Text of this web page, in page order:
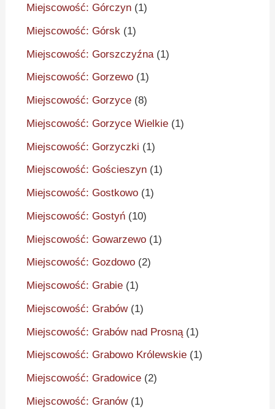
Miejscowość: Górczyn (1)
Miejscowość: Górsk (1)
Miejscowość: Gorszczyźna (1)
Miejscowość: Gorzewo (1)
Miejscowość: Gorzyce (8)
Miejscowość: Gorzyce Wielkie (1)
Miejscowość: Gorzyczki (1)
Miejscowość: Gościeszyn (1)
Miejscowość: Gostkowo (1)
Miejscowość: Gostyń (10)
Miejscowość: Gowarzewo (1)
Miejscowość: Gozdowo (2)
Miejscowość: Grabie (1)
Miejscowość: Grabów(1)
Miejscowość: Grabów nad Prosną (1)
Miejscowość: Grabowo Królewskie (1)
Miejscowość: Gradowice (2)
Miejscowość: Granów(1)